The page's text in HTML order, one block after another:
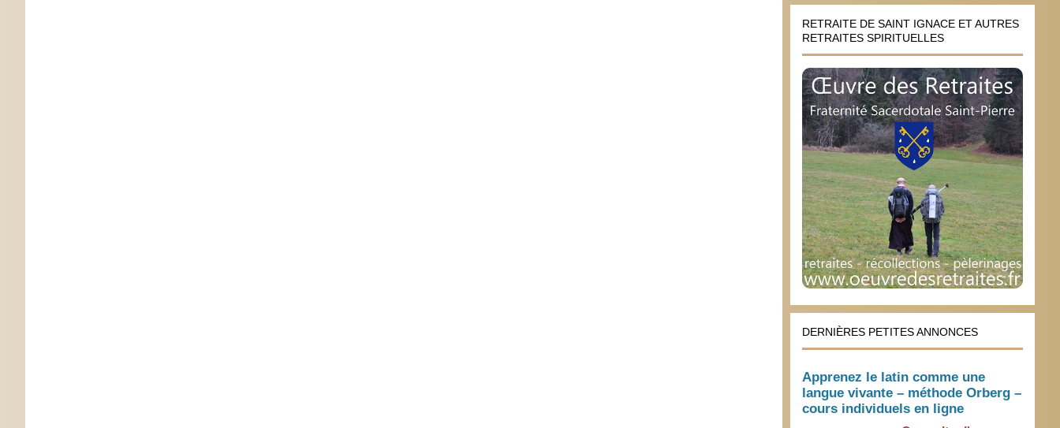
RETRAITE DE SAINT IGNACE ET AUTRES
RETRAITES SPIRITUELLES
DERNIÈRES PETITES ANNONCES
Apprenez le latin comme une
langue vivante – méthode Orberg –
cours individuels en ligne